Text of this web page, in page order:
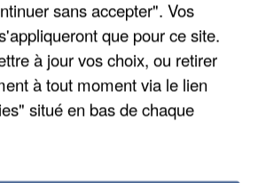
sans accepter". Vos
que pour ce site.
à jour vos choix, ou retirer
à tout moment via le lien
situé en bas de chaque